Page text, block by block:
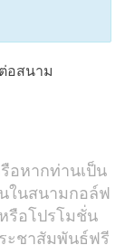
อสนาม
อหากท่านเป็น
ในสนามกอล์ฟ
อโปรโมชั่น
ะชาสัมพันธ์ฟรี